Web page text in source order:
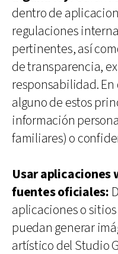
dentro de
regulaciones
pertinentes, así
de transparencia,
responsabilidad. En
alguno de estos
información
familiares) o
Usar aplicaciones
fuentes oficiales:
aplicaciones o
puedan generar
artístico del Studio